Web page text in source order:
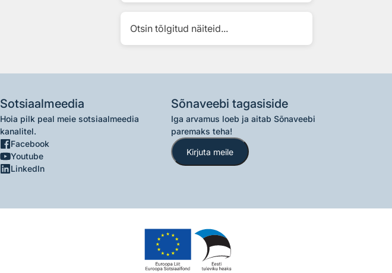
Otsin tõlgitud näiteid...
Sotsiaalmeedia
Hoia pilk peal meie sotsiaalmeedia
kanalitel.
Facebook
Youtube
LinkedIn
Sõnaveebi tagasiside
Iga arvamus loeb ja aitab Sõnaveebi
paremaks teha!
Kirjuta meile